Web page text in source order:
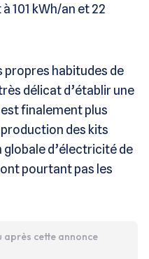
101 kWh/an et 22
propres habitudes de
délicat d’établir une
finalement plus
des kits
d’électricité de
pourtant pas les
après cette annonce